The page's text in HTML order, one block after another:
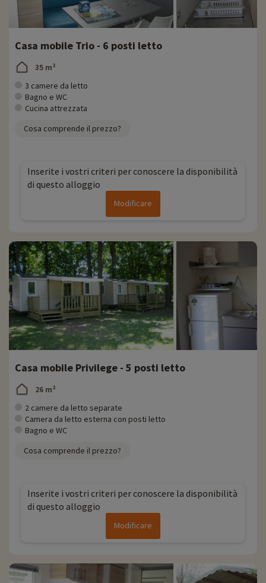
Casa mobile Trio - 6 posti letto
35 m²
3 camere da letto
Bagno e WC
Cucina attrezzata
Cosa comprende il prezzo?
Inserite i vostri criteri per conoscere la disponibilità
di questo alloggio
Modificare
Casa mobile Privilege - 5 posti letto
26 m²
2 camere da letto separate
Camera da letto esterna con posti letto
Bagno e WC
Cosa comprende il prezzo?
Inserite i vostri criteri per conoscere la disponibilità
di questo alloggio
Modificare